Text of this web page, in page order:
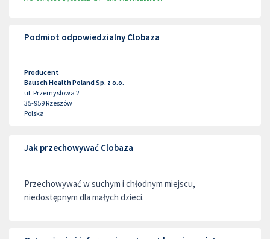
Podmiot odpowiedzialny Clobaza
Producent
Bausch Health Poland Sp. z o.o.
ul. Przemysłowa 2
35-959Rzeszów
Polska
Jak przechowywać Clobaza
Przechowywać w suchym i chłodnym miejscu,
niedostępnym dla małych dzieci.